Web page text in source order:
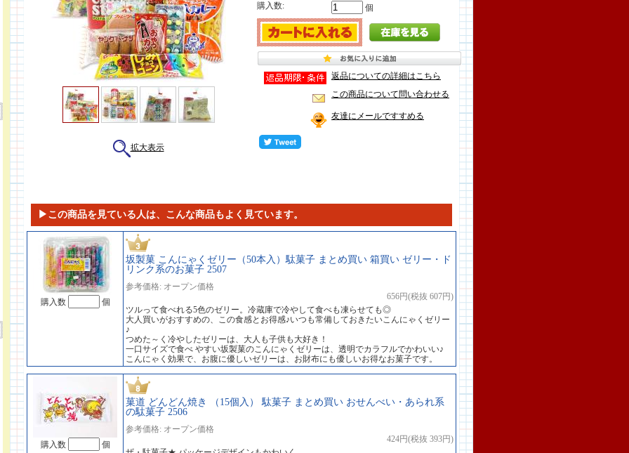
拡大表示
購入数: 個
返品についての詳細はこちら
この商品について問い合わせる
友達にメールですすめる
▶この商品を見ている人は、こんな商品もよく見ています。
購入数 個
坂製菓 こんにゃくゼリー（50本入）駄菓子 まとめ買い 箱買い ゼリー・ド
リンク系のお菓子 2507
参考価格: オープン価格
656円(税抜 607円)
ツルって食べれる5色のゼリー。冷蔵庫で冷やして食べも凍らせても◎
大人買いがおすすめの、この食感とお得感♪いつも常備しておきたいこんにゃくゼリー
♪
つめた～く冷やしたゼリーは、大人も子供も大好き！
一口サイズで食べ やすい坂製菓のこんにゃくゼリーは、透明でカラフルでかわいい♪
こんにゃく効果で、お腹に優しいゼリーは、お財布にも優しいお得なお菓子です。
購入数 個
菓道 どんどん焼き （15個入） 駄菓子 まとめ買い おせんべい・あられ系
の駄菓子 2506
参考価格: オープン価格
424円(税抜 393円)